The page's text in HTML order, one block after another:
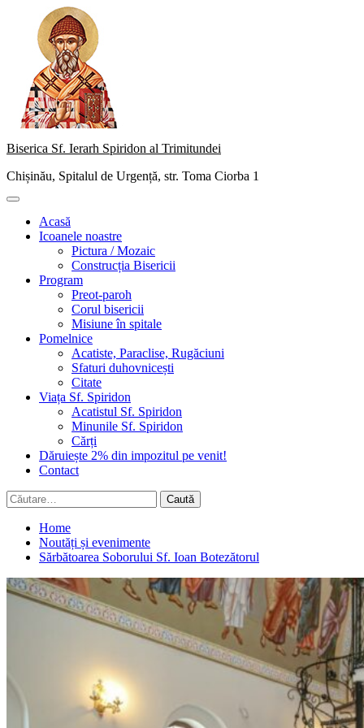
content
Biserica Sf. Ierarh Spiridon al Trimitundei
Chișinău, Spitalul de Urgență, str. Toma Ciorba 1
Primary
Acasă
Icoanele noastre
Pictura / Mozaic
Construcția Bisericii
Program
Preot-paroh
Corul bisericii
Misiune în spitale
Pomelnice
Acatiste, Paraclise, Rugăciuni
Sfaturi duhovnicești
Citate
Viața Sf. Spiridon
Acatistul Sf. Spiridon
Minunile Sf. Spiridon
Cărți
Dăruiește 2% din impozitul pe venit!
Contact
Caută
după:
Home
Noutăți și evenimente
Sărbătoarea Soborului Sf. Ioan Botezătorul